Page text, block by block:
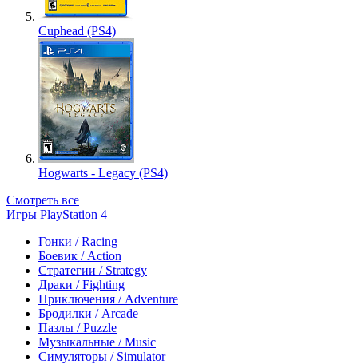
Cuphead (PS4)
Hogwarts - Legacy (PS4)
Смотреть все
Игры PlayStation 4
Гонки / Racing
Боевик / Action
Стратегии / Strategy
Драки / Fighting
Приключения / Adventure
Бродилки / Arcade
Пазлы / Puzzle
Музыкальные / Music
Симуляторы / Simulator